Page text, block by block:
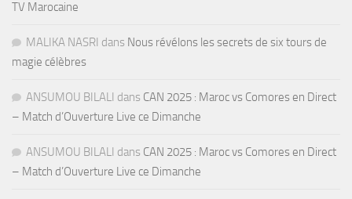
TV Marocaine
MALIKA NASRI dans Nous révélons les secrets de six tours de
magie célèbres
ANSUMOU BILALI dans CAN 2025 : Maroc vs Comores en Direct
– Match d’Ouverture Live ce Dimanche
ANSUMOU BILALI dans CAN 2025 : Maroc vs Comores en Direct
– Match d’Ouverture Live ce Dimanche